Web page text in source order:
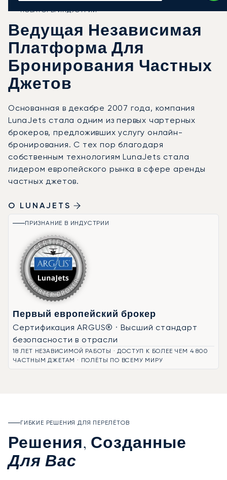
НОВАТОРЫ ИНДУСТРИИ
Ведущая Независимая
Платформа Для
Бронирования Частных
Джетов
Основанная в декабре 2007 года, компания
LunaJets стала одним из первых чартерных
брокеров, предложивших услугу онлайн-
бронирования. С тех пор благодаря
собственным технологиям LunaJets стала
лидером европейского рынка в сфере аренды
частных джетов.
О LUNAJETS
ПРИЗНАНИЕ В ИНДУСТРИИ
Первый европейский брокер
Сертификация ARGUS® · Высший стандарт
безопасности в отрасли
18 ЛЕТ НЕЗАВИСИМОЙ РАБОТЫ · ДОСТУП К БОЛЕЕ ЧЕМ 4 800
ЧАСТНЫМ ДЖЕТАМ · ПОЛЁТЫ ПО ВСЕМУ МИРУ
ГИБКИЕ РЕШЕНИЯ ДЛЯ ПЕРЕЛЁТОВ
Решения, Созданные
Для Вас